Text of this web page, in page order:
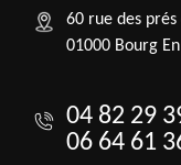
60 rue des prés
01000 Bourg
04 82 29
06 64 61